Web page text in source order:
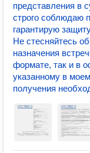
представления в
строго соблюдаю
гарантирую
Не стесняйтесь
назначения
формате, так и в
указанному в
получения